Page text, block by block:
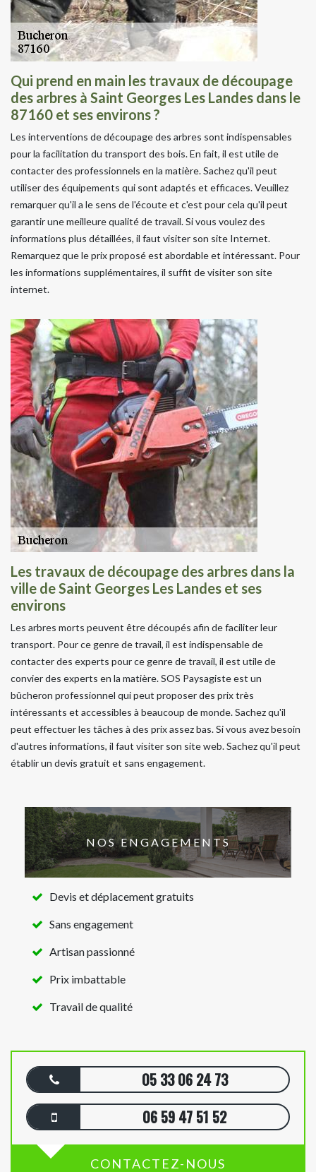
Qui prend en main les travaux de découpage
des arbres à Saint Georges Les Landes dans le
87160 et ses environs ?
Les interventions de découpage des arbres sont indispensables
pour la facilitation du transport des bois. En fait, il est utile de
contacter des professionnels en la matière. Sachez qu'il peut
utiliser des équipements qui sont adaptés et efficaces. Veuillez
remarquer qu'il a le sens de l'écoute et c'est pour cela qu'il peut
garantir une meilleure qualité de travail. Si vous voulez des
informations plus détaillées, il faut visiter son site Internet.
Remarquez que le prix proposé est abordable et intéressant. Pour
les informations supplémentaires, il suffit de visiter son site
internet.
Les travaux de découpage des arbres dans la
ville de Saint Georges Les Landes et ses
environs
Les arbres morts peuvent être découpés afin de faciliter leur
transport. Pour ce genre de travail, il est indispensable de
contacter des experts pour ce genre de travail, il est utile de
convier des experts en la matière. SOS Paysagiste est un
bûcheron professionnel qui peut proposer des prix très
intéressants et accessibles à beaucoup de monde. Sachez qu'il
peut effectuer les tâches à des prix assez bas. Si vous avez besoin
d'autres informations, il faut visiter son site web. Sachez qu'il peut
établir un devis gratuit et sans engagement.
NOS ENGAGEMENTS
Devis et déplacement gratuits
Sans engagement
Artisan passionné
Prix imbattable
Travail de qualité
05 33 06 24 73
06 59 47 51 52
CONTACTEZ-NOUS